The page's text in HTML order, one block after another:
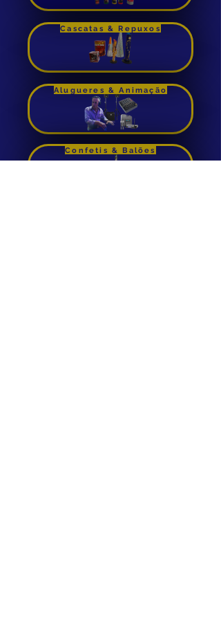
Comprar
Cascatas & Repuxos
Alugueres & Animação
Confetis & Balões